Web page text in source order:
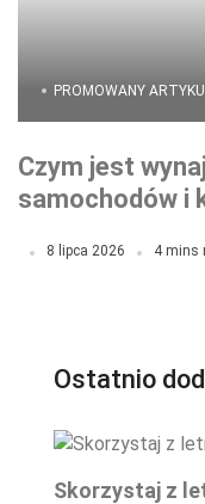
PROMOWANY
Czym jest
samochodów i
8 lipca 2026 4 mins
Ostatnio
Skorzystaj z